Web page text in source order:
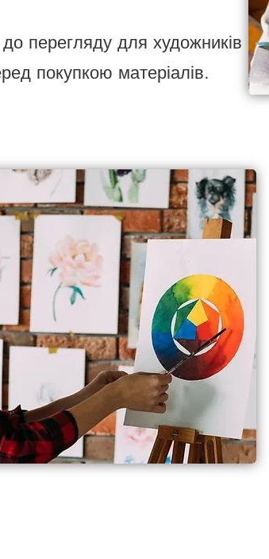
перегляду для художників
покупкою матеріалів.